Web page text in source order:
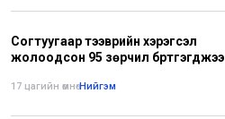
Согтуугаар тээврийн хэрэгсэл
жолоодсон 95 зөрчил бүртгэгджээ
17 цагийн өмнө•Нийгэм